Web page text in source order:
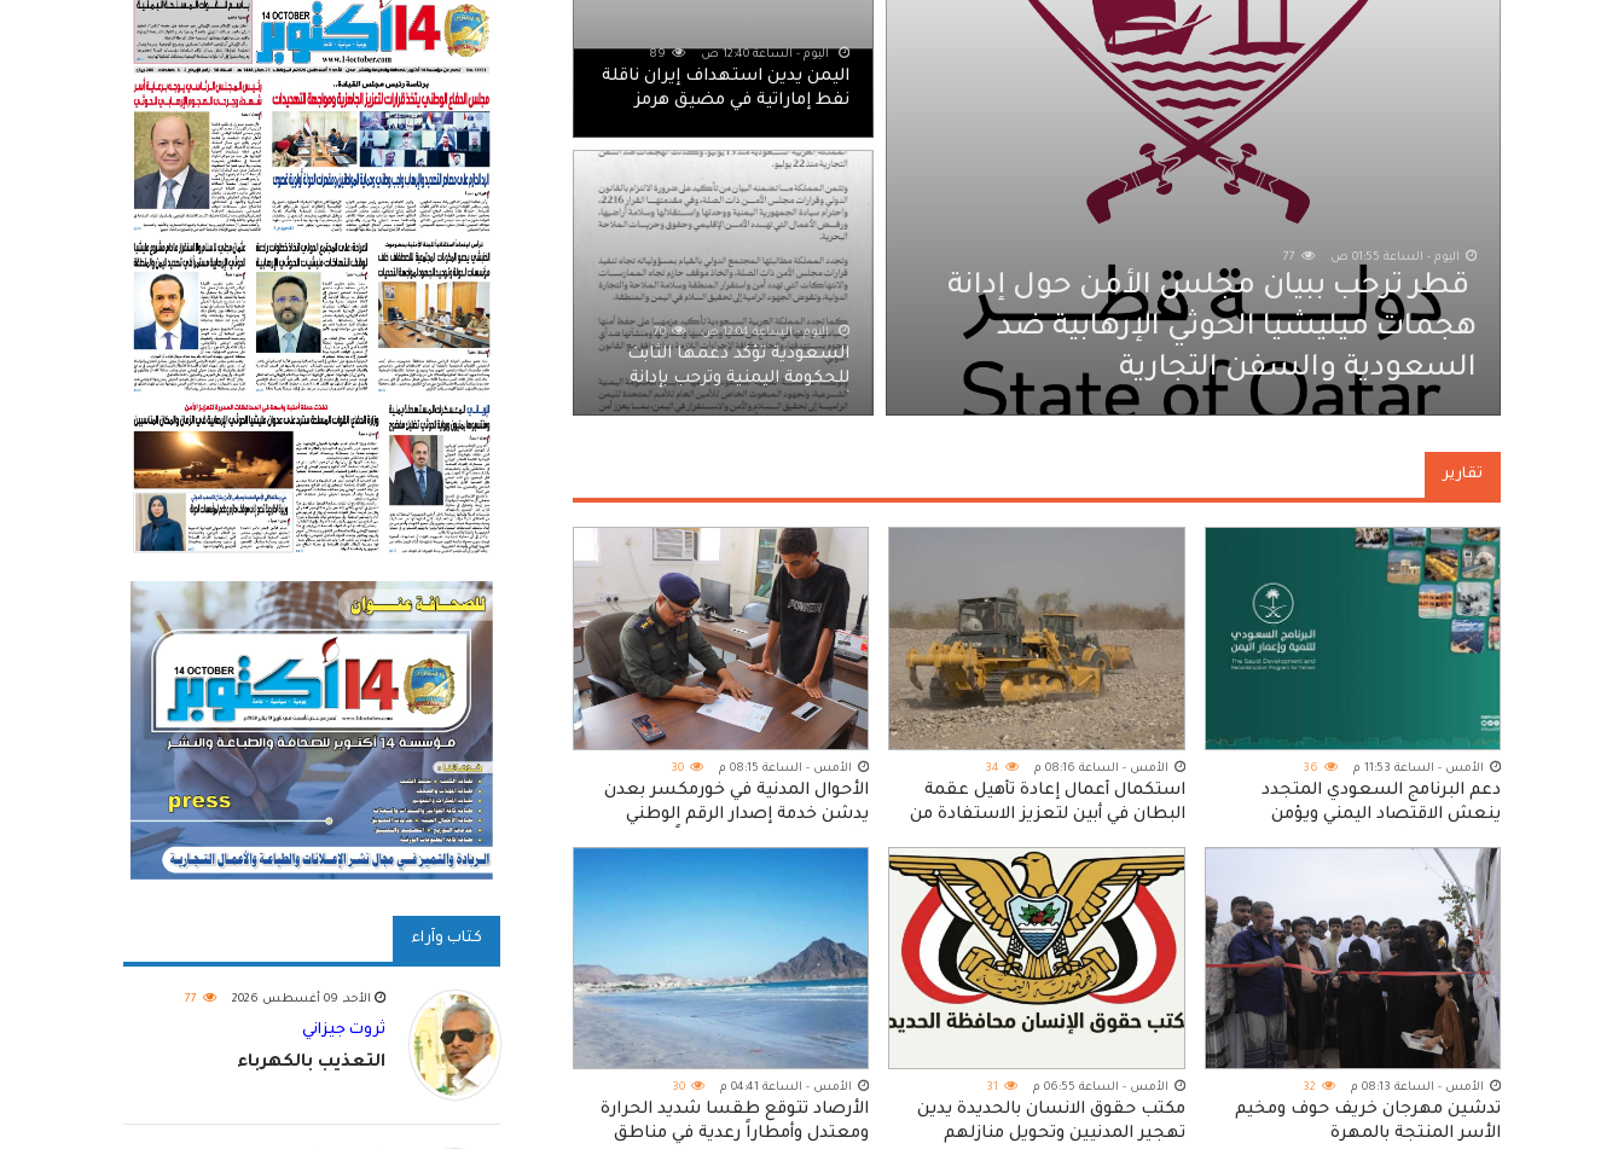
اليوم - الساعة 01:55 ص 77
‏‏ قطر ترحب ببيان مجلس الأمن حول إدانة
هجمات ميليشيا الحوثي الإرهابية ضد
السعودية والسفن التجارية
اليوم - الساعة 12:40 ص 89
اليمن يدين استهداف إيران ناقلة
نفط إماراتية في مضيق هرمز
اليوم - الساعة 12:04 ص 70
السعودية تؤكد دعمها الثابت
للحكومة اليمنية وترحب بإدانة
أعضاء مجلس الأمن للهجمات
تقارير
الأمس - الساعة 11:53 م 36
دعم البرنامج السعودي المتجدد
ينعش الاقتصاد اليمني ويؤمن
الأمس - الساعة 08:16 م 34
استكمال أعمال إعادة تأهيل عقمة
البطان في أبين لتعزيز الاستفادة من
الأمس - الساعة 08:15 م 30
الأحوال المدنية في خورمكسر بعدن
يدشن خدمة إصدار الرقم الوطني
الأمس - الساعة 08:13 م 32
تدشين مهرجان خريف حوف ومخيم
الأسر المنتجة بالمهرة
الأمس - الساعة 06:55 م 31
مكتب حقوق الانسان بالحديدة يدين
تهجير المدنيين وتحويل منازلهم
الأمس - الساعة 04:41 م 30
الأرصاد تتوقّع طقساً شديد الحرارة
ومعتدل وأمطاراً رعدية في مناطق
كتاب وآراء
الأحد, 09 أغسطس 2026 77
ثروت جيزاني
التعذيب بالكهرباء